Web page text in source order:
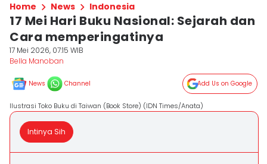
Home News Indonesia
17 Mei Hari Buku Nasional: Sejarah dan
Cara memperingatinya
17 Mei 2026, 07:15 WIB
Bella Manoban
News Channel Add Us on Google
Ilustrasi Toko Buku di Taiwan (Book Store) (IDN Times/Anata)
Intinya Sih